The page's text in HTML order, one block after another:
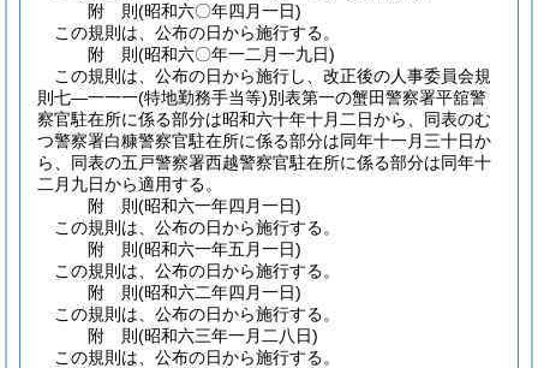
附 則(昭和六〇年四月一日)
この規則は、公布の日から施行する。
附 則(昭和六〇年一二月一九日)
この規則は、公布の日から施行し、改正後の人事委員会規
則七―一一一(特地勤務手当等)別表第一の蟹田警察署平舘警
察官駐在所に係る部分は昭和六十年十月二日から、同表のむ
つ警察署白糠警察官駐在所に係る部分は同年十一月三十日か
ら、同表の五戸警察署西越警察官駐在所に係る部分は同年十
二月九日から適用する。
附 則(昭和六一年四月一日)
この規則は、公布の日から施行する。
附 則(昭和六一年五月一日)
この規則は、公布の日から施行する。
附 則(昭和六二年四月一日)
この規則は、公布の日から施行する。
附 則(昭和六三年一月二八日)
この規則は、公布の日から施行する。